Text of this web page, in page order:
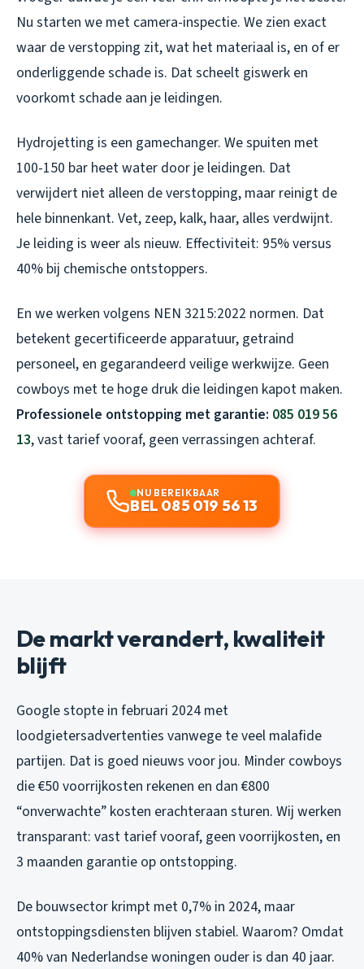
Nu starten we met camera-inspectie. We zien exact
waar de verstopping zit, wat het materiaal is, en of er
onderliggende schade is. Dat scheelt giswerk en
voorkomt schade aan je leidingen.
Hydrojetting is een gamechanger. We spuiten met
100-150 bar heet water door je leidingen. Dat
verwijdert niet alleen de verstopping, maar reinigt de
hele binnenkant. Vet, zeep, kalk, haar, alles verdwijnt.
Je leiding is weer als nieuw. Effectiviteit: 95% versus
40% bij chemische ontstoppers.
En we werken volgens NEN 3215:2022 normen. Dat
betekent gecertificeerde apparatuur, getraind
personeel, en gegarandeerd veilige werkwijze. Geen
cowboys met te hoge druk die leidingen kapot maken.
Professionele ontstopping met garantie: 085 019 56
13, vast tarief vooraf, geen verrassingen achteraf.
NU BEREIKBAAR
BEL 085 019 56 13
De markt verandert, kwaliteit
blijft
Google stopte in februari 2024 met
loodgietersadvertenties vanwege te veel malafide
partijen. Dat is goed nieuws voor jou. Minder cowboys
die €50 voorrijkosten rekenen en dan €800
“onverwachte” kosten erachteraan sturen. Wij werken
transparant: vast tarief vooraf, geen voorrijkosten, en
3 maanden garantie op ontstopping.
De bouwsector krimpt met 0,7% in 2024, maar
ontstoppingsdiensten blijven stabiel. Waarom? Omdat
40% van Nederlandse woningen ouder is dan 40 jaar.